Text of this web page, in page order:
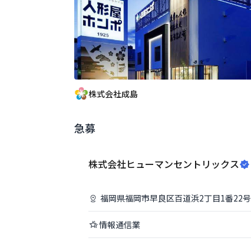
株式会社成島
急募
株式会社ヒューマンセントリックス
福岡県福岡市早良区百道浜2丁目1番22号
情報通信業